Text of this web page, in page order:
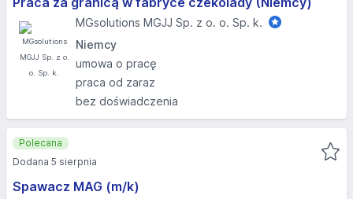
MGsolutions MGJJ Sp. z o. o. Sp. k.
Niemcy
umowa o pracę
praca od zaraz
bez doświadczenia
Spawacz MAG (m/k)
Polecana
Dodana 5 sierpnia